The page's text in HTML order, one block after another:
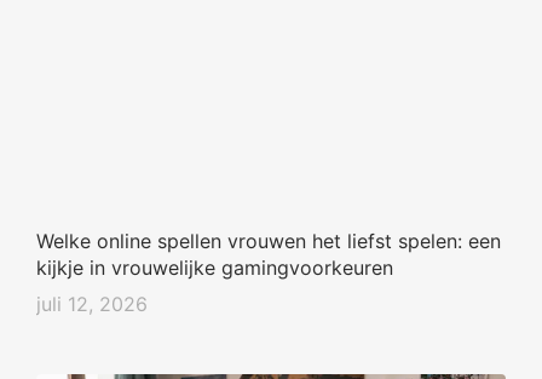
Welke online spellen vrouwen het liefst spelen: een
kijkje in vrouwelijke gamingvoorkeuren
juli 12, 2026